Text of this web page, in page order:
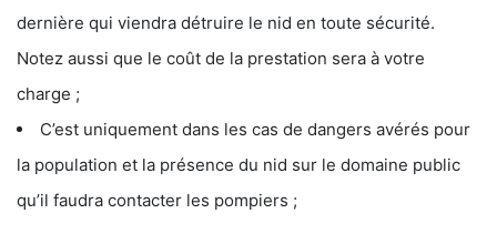
dernière qui viendra détruire le nid en toute sécurité.
Notez aussi que le coût de la prestation sera à votre
charge ;
C’est uniquement dans les cas de dangers avérés pour
la population et la présence du nid sur le domaine public
qu’il faudra contacter les pompiers ;